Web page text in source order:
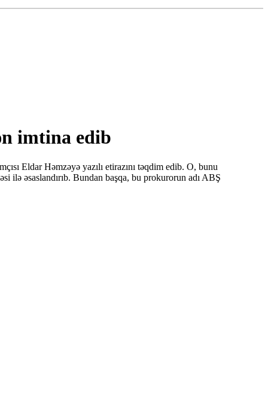
imtina edib
Eldar Həmzəyə yazılı etirazını təqdim edib. O, bunu
ilə əsaslandırıb. Bundan başqa, bu prokurorun adı ABŞ